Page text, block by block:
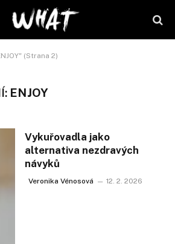
(Strana 2)
ENJOY
Vykuřovadla jako
alternativa nezdravých
návyků
Veronika Vénosová 12. 2. 2026